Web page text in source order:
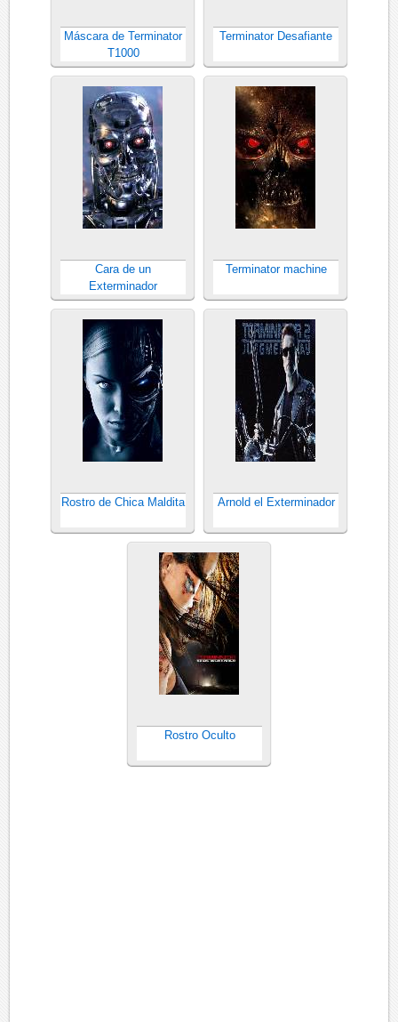
Máscara de Terminator
T1000
Terminator Desafiante
Cara de un
Exterminador
Terminator machine
Rostro de Chica Maldita Arnold el Exterminador
Rostro Oculto